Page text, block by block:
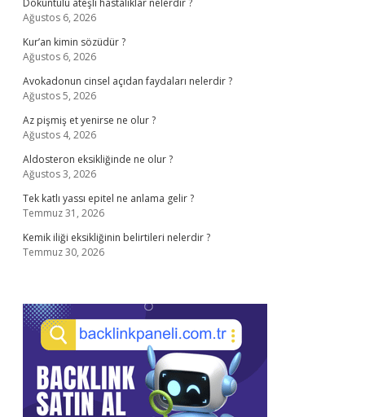
Döküntülü ateşli hastalıklar nelerdir ?
Ağustos 6, 2026
Kur’an kimin sözüdür ?
Ağustos 6, 2026
Avokadonun cinsel açıdan faydaları nelerdir ?
Ağustos 5, 2026
Az pişmiş et yenirse ne olur ?
Ağustos 4, 2026
Aldosteron eksikliğinde ne olur ?
Ağustos 3, 2026
Tek katlı yassı epitel ne anlama gelir ?
Temmuz 31, 2026
Kemik iliği eksikliğinin belirtileri nelerdir ?
Temmuz 30, 2026